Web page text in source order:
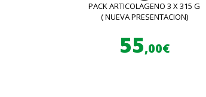
PACK ARTICOLAGENO 3 X 315 G
( NUEVA PRESENTACION)
55,00€